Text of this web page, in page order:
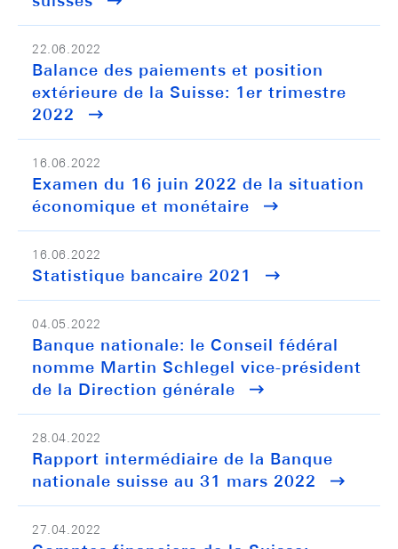
22.06.2022
Balance des paiements et position
extérieure de la Suisse: 1er trimestre
2022
16.06.2022
Examen du 16 juin 2022 de la situation
économique et monétaire
16.06.2022
Statistique bancaire 2021
04.05.2022
Banque nationale: le Conseil fédéral
nomme Martin Schlegel vice-président
de la Direction générale
28.04.2022
Rapport intermédiaire de la Banque
nationale suisse au 31 mars 2022
27.04.2022